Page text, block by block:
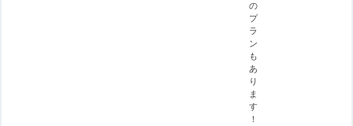
の
プ
ラ
ン
も
あ
り
ま
す
！